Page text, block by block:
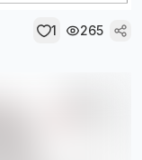
1 265